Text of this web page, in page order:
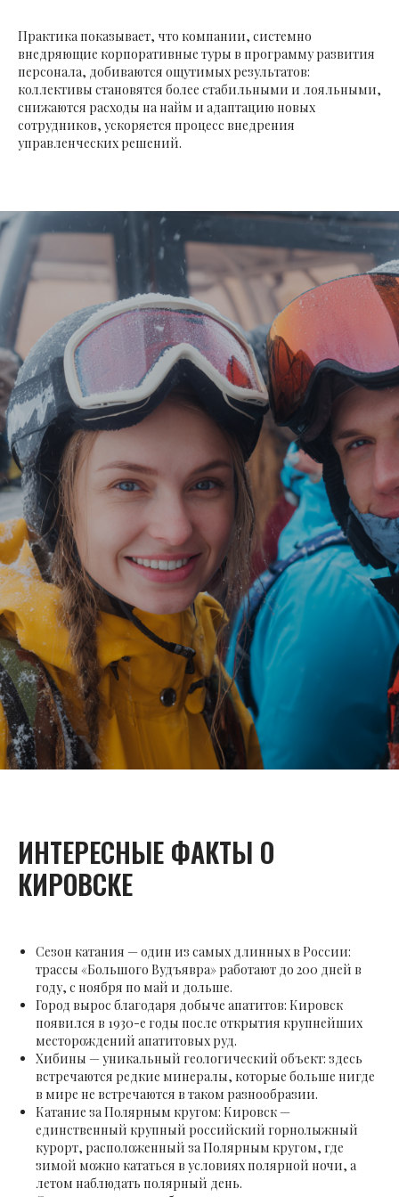
Практика показывает, что компании, системно
внедряющие корпоративные туры в программу развития
персонала, добиваются ощутимых результатов:
коллективы становятся более стабильными и лояльными,
снижаются расходы на найм и адаптацию новых
сотрудников, ускоряется процесс внедрения
управленческих решений.
ИНТЕРЕСНЫЕ ФАКТЫ О
КИРОВСКЕ
Сезон катания — один из самых длинных в России:
трассы «Большого Вудъявра» работают до 200 дней в
году, с ноября по май и дольше.
Город вырос благодаря добыче апатитов: Кировск
появился в 1930-е годы после открытия крупнейших
месторождений апатитовых руд.
Хибины — уникальный геологический объект: здесь
встречаются редкие минералы, которые больше нигде
в мире не встречаются в таком разнообразии.
Катание за Полярным кругом: Кировск —
единственный крупный российский горнолыжный
курорт, расположенный за Полярным кругом, где
зимой можно кататься в условиях полярной ночи, а
летом наблюдать полярный день.